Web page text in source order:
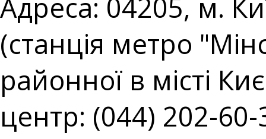
Адреса: 04205, м.
(станція метро
районної в місті
центр: (044) 202-